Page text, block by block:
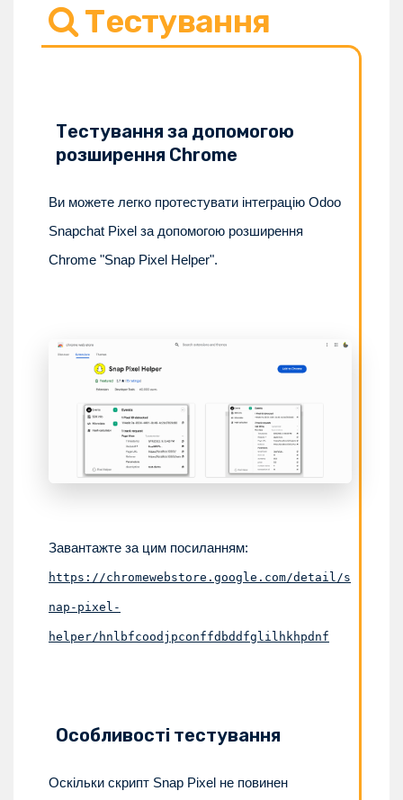
Тестування
Тестування за допомогою
розширення Chrome
Ви можете легко протестувати інтеграцію Odoo
Snapchat Pixel за допомогою розширення
Chrome "Snap Pixel Helper".
Завантажте за цим посиланням:
https://chromewebstore.google.com/detail/s
nap-pixel-
helper/hnlbfcoodjpconffdbddfglilhkhpdnf
Особливості тестування
Оскільки скрипт Snap Pixel не повинен